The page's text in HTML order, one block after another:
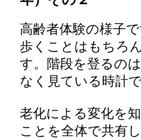
高齢者体験の様子
歩くことはもちろ
す。階段を登るの
なく見ている時計
老化による変化を
ことを全体で共有